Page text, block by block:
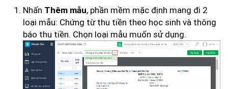
Nhấn Thêm mẫu, phần mềm mặc định mang đi 2
loại mẫu: Chứng từ thu tiền theo học sinh và thông
báo thu tiền. Chọn loại mẫu muốn sử dụng.